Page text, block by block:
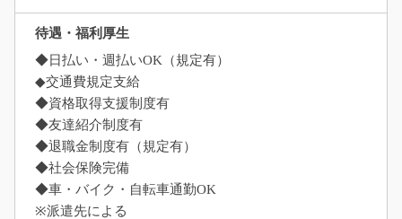
待遇・福利厚生
◆日払い・週払いOK（規定有）
◆交通費規定支給
◆資格取得支援制度有
◆友達紹介制度有
◆退職金制度有（規定有）
◆社会保険完備
◆車・バイク・自転車通勤OK
※派遣先による